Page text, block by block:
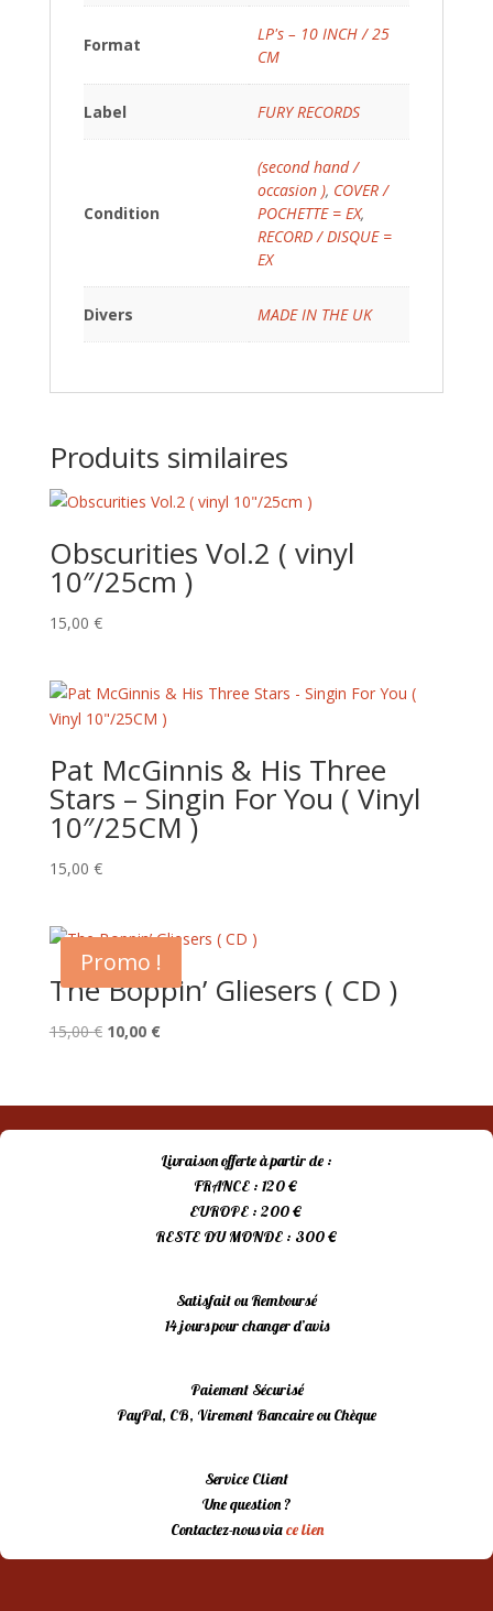
Format
LP's – 10 INCH / 25
CM
Label FURY RECORDS
Condition
(second hand /
occasion ), COVER /
POCHETTE = EX,
RECORD / DISQUE =
EX
Divers MADE IN THE UK
Produits similaires
Obscurities Vol.2 ( vinyl
10″/25cm )
15,00 €
Pat McGinnis & His Three
Stars – Singin For You ( Vinyl
10″/25CM )
15,00 €
Promo !
The Boppin’ Gliesers ( CD )
15,00€ Le
était :
15,00 €.
10,00 €Le
est :
10,00 €.
Livraison offerte à partir de :
FRANCE : 120 €
EUROPE : 200 €
RESTE DU MONDE : 300 €
Satisfait ou Remboursé
14 jours pour changer d’avis
Paiement Sécurisé
PayPal, CB, Virement Bancaire ou Chèque
Service Client
Une question ?
Contactez-nous viace lien